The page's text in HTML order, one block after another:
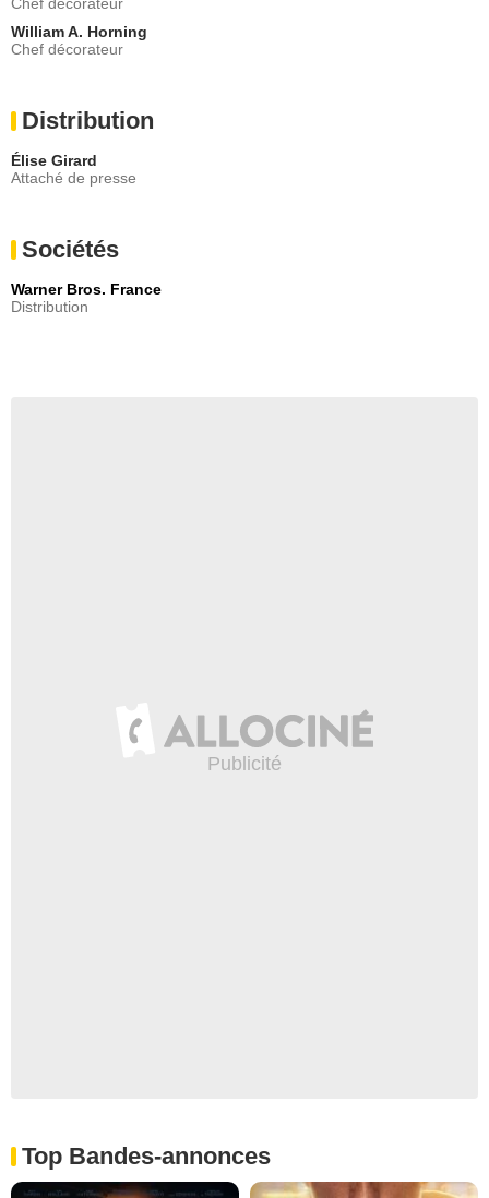
Chef décorateur
William A. Horning
Chef décorateur
Distribution
Élise Girard
Attaché de presse
Sociétés
Warner Bros. France
Distribution
Top Bandes-annonces